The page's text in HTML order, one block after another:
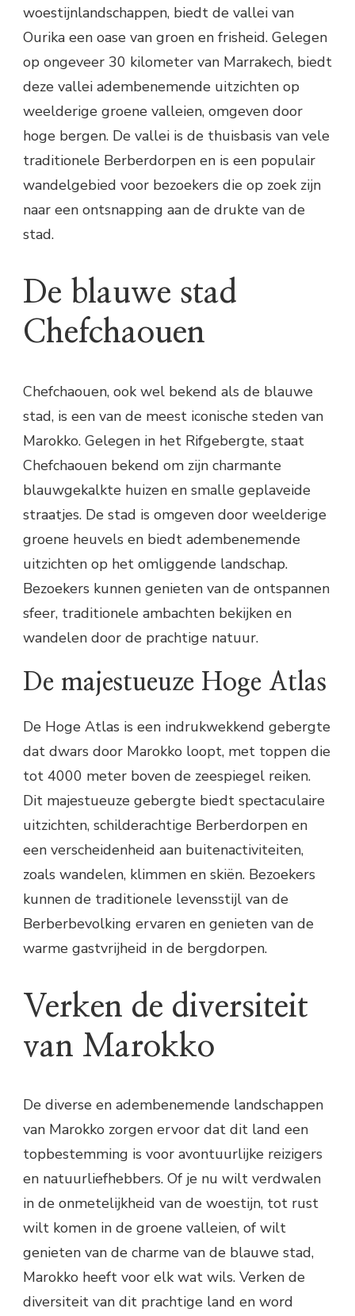
woestijnlandschappen, biedt de vallei van
Ourika een oase van groen en frisheid. Gelegen
op ongeveer 30 kilometer van Marrakech, biedt
deze vallei adembenemende uitzichten op
weelderige groene valleien, omgeven door
hoge bergen. De vallei is de thuisbasis van vele
traditionele Berberdorpen en is een populair
wandelgebied voor bezoekers die op zoek zijn
naar een ontsnapping aan de drukte van de
stad.
De blauwe stad
Chefchaouen
Chefchaouen, ook wel bekend als de blauwe
stad, is een van de meest iconische steden van
Marokko. Gelegen in het Rifgebergte, staat
Chefchaouen bekend om zijn charmante
blauwgekalkte huizen en smalle geplaveide
straatjes. De stad is omgeven door weelderige
groene heuvels en biedt adembenemende
uitzichten op het omliggende landschap.
Bezoekers kunnen genieten van de ontspannen
sfeer, traditionele ambachten bekijken en
wandelen door de prachtige natuur.
De majestueuze Hoge Atlas
De Hoge Atlas is een indrukwekkend gebergte
dat dwars door Marokko loopt, met toppen die
tot 4000 meter boven de zeespiegel reiken.
Dit majestueuze gebergte biedt spectaculaire
uitzichten, schilderachtige Berberdorpen en
een verscheidenheid aan buitenactiviteiten,
zoals wandelen, klimmen en skiën. Bezoekers
kunnen de traditionele levensstijl van de
Berberbevolking ervaren en genieten van de
warme gastvrijheid in de bergdorpen.
Verken de diversiteit
van Marokko
De diverse en adembenemende landschappen
van Marokko zorgen ervoor dat dit land een
topbestemming is voor avontuurlijke reizigers
en natuurliefhebbers. Of je nu wilt verdwalen
in de onmetelijkheid van de woestijn, tot rust
wilt komen in de groene valleien, of wilt
genieten van de charme van de blauwe stad,
Marokko heeft voor elk wat wils. Verken de
diversiteit van dit prachtige land en word